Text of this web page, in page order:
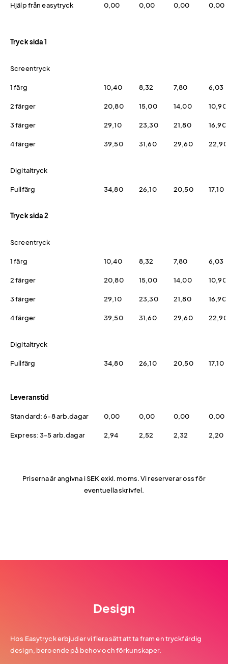
Hjälp från easytryck 0,00 0,00 0,00 0,00
Tryck sida 1
Screentryck
1 färg 10,40 8,32 7,80 6,03
2 färger 20,80 15,00 14,00 10,90
3 färger 29,10 23,30 21,80 16,90
4 färger 39,50 31,60 29,60 22,90
Digitaltryck
Fullfärg 34,80 26,10 20,50 17,10
Tryck sida 2
Screentryck
1 färg 10,40 8,32 7,80 6,03
2 färger 20,80 15,00 14,00 10,90
3 färger 29,10 23,30 21,80 16,90
4 färger 39,50 31,60 29,60 22,90
Digitaltryck
Fullfärg 34,80 26,10 20,50 17,10
Leveranstid
Standard: 6-8 arb.dagar 0,00 0,00 0,00 0,00
Express: 3-5 arb.dagar 2,94 2,52 2,32 2,20
Priserna är angivna i SEK exkl. moms. Vi reserverar oss för
eventuella skrivfel.
Design
Hos Easytryck erbjuder vi flera sätt att ta fram en tryckfärdig
design, beroende på behov och förkunskaper.